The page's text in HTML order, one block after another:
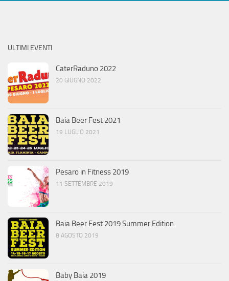
ULTIMI EVENTI
CaterRaduno 2022
20 GIUGNO 2022
Baia Beer Fest 2021
19 LUGLIO 2021
Pesaro in Fitness 2019
11 SETTEMBRE 2019
Baia Beer Fest 2019 Summer Edition
8 AGOSTO 2019
Baby Baia 2019